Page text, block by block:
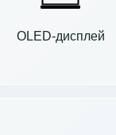
OLED-дисплей